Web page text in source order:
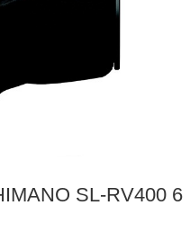
SL-RV400 6